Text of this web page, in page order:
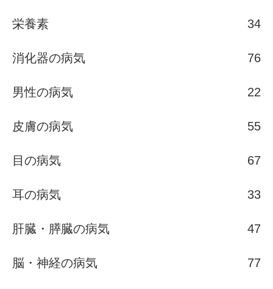
栄養素 34
消化器の病気 76
男性の病気 22
皮膚の病気 55
目の病気 67
耳の病気 33
肝臓・膵臓の病気 47
脳・神経の病気 77